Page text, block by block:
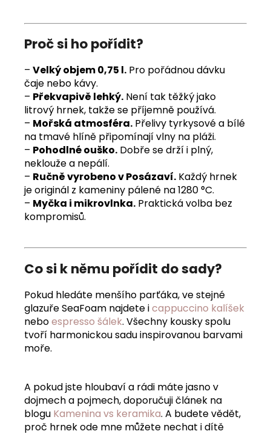
Proč si ho pořídit?
– Velký objem 0,75 l. Pro pořádnou dávku
čaje nebo kávy.
– Překvapivě lehký. Není tak těžký jako
litrový hrnek, takže se příjemně používá.
– Mořská atmosféra. Přelivy tyrkysové a bílé
na tmavé hlíně připomínají vlny na pláži.
– Pohodlné ouško. Dobře se drží i plný,
neklouže a nepálí.
– Ručně vyrobeno v Posázaví. Každý hrnek
je originál z kameniny pálené na 1280 °C.
– Myčka i mikrovlnka. Praktická volba bez
kompromisů.
Co si k němu pořídit do sady?
Pokud hledáte menšího parťáka, ve stejné
glazuře SeaFoam najdete icappuccino kalíšek
neboespresso šálek. Všechny kousky spolu
tvoří harmonickou sadu inspirovanou barvami
moře.
A pokud jste hloubaví a rádi máte jasno v
dojmech a pojmech, doporučuji článek na
blogu Kamenina vs keramika. A budete vědět,
proč hrnek ode mne můžete nechat i dítě